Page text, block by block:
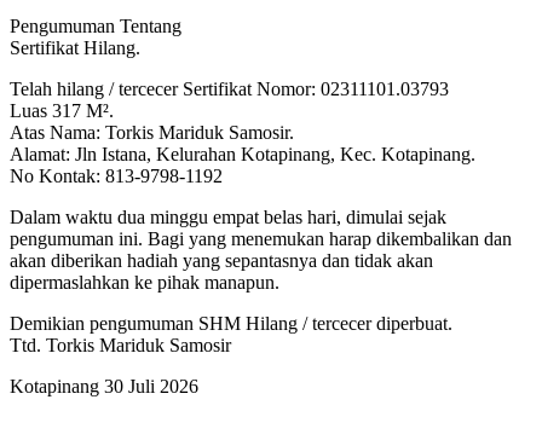
Pengumuman Tentang
Sertifikat Hilang.
Telah hilang / tercecer Sertifikat Nomor: 02311101.03793
Luas 317 M².
Atas Nama: Torkis Mariduk Samosir.
Alamat: Jln Istana, Kelurahan Kotapinang, Kec. Kotapinang.
No Kontak: 813-9798-1192
Dalam waktu dua minggu empat belas hari, dimulai sejak
pengumuman ini. Bagi yang menemukan harap dikembalikan dan
akan diberikan hadiah yang sepantasnya dan tidak akan
dipermaslahkan ke pihak manapun.
Demikian pengumuman SHM Hilang / tercecer diperbuat.
Ttd. Torkis Mariduk Samosir
Kotapinang 30 Juli 2026